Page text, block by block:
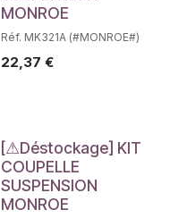
MONROE
Réf. MK321A (#MONROE#)
22,37 €
Déstockage
[⚠Déstockage] KIT
COUPELLE
SUSPENSION
MONROE